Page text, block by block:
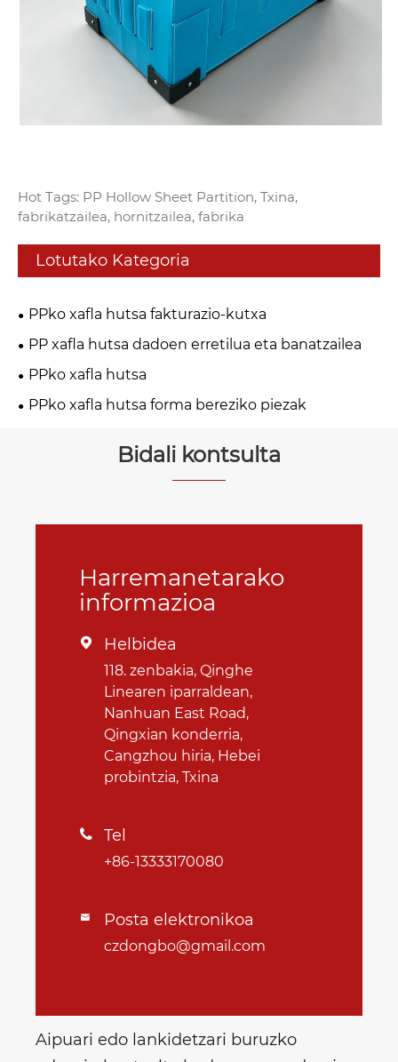
Hot Tags: PP Hollow Sheet Partition, Txina,
fabrikatzailea, hornitzailea, fabrika
Lotutako Kategoria
PPko xafla hutsa fakturazio-kutxa
PP xafla hutsa dadoen erretilua eta banatzailea
PPko xafla hutsa
PPko xafla hutsa forma bereziko piezak
Bidali kontsulta
Harremanetarako
informazioa
 Helbidea
118. zenbakia, Qinghe
Linearen iparraldean,
Nanhuan East Road,
Qingxian konderria,
Cangzhou hiria, Hebei
probintzia, Txina
 Tel
+86-13333170080
 Posta elektronikoa
czdongbo@gmail.com
Aipuari edo lankidetzari buruzko